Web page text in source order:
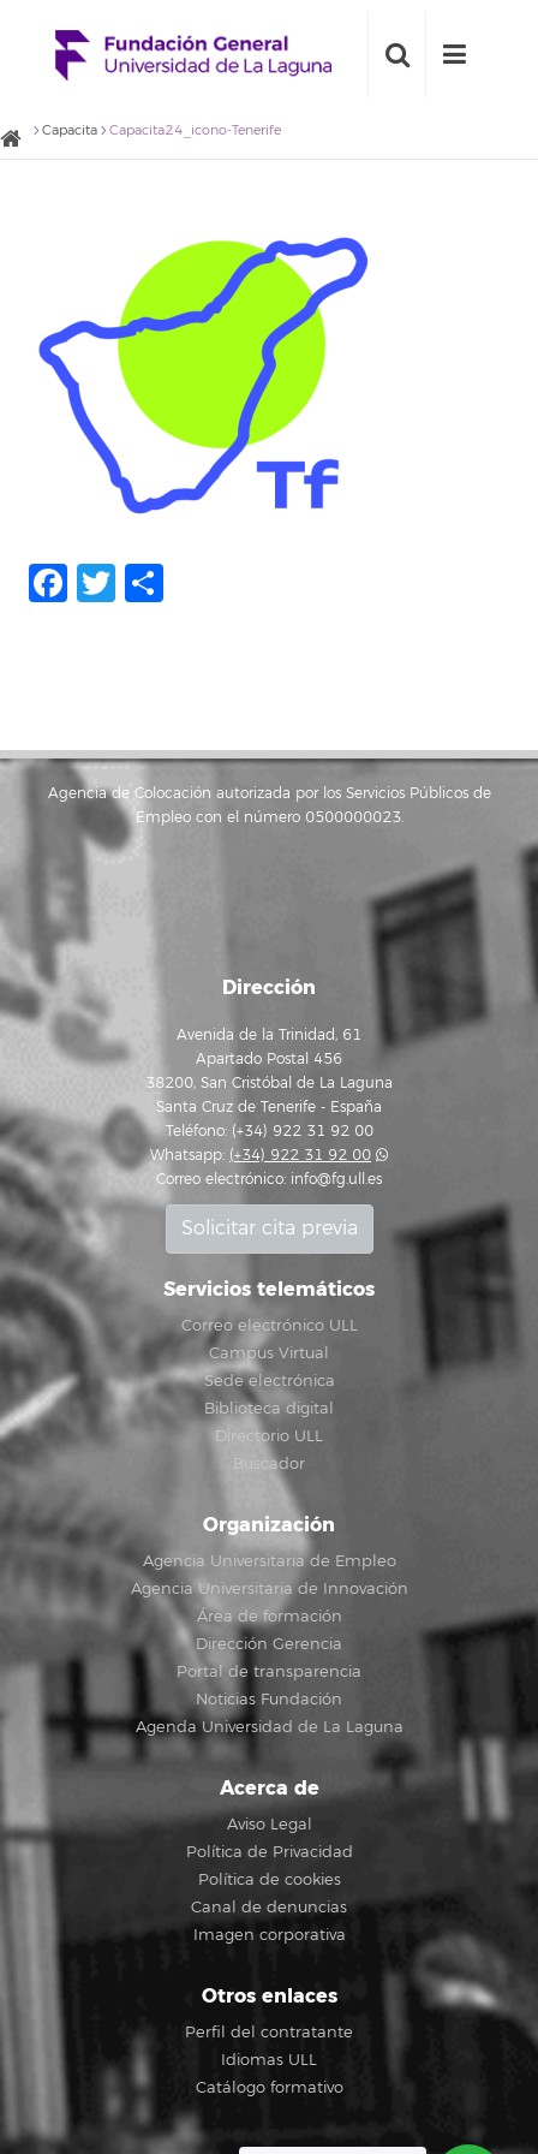
Capacita Capacita24_icono-Tenerife
Facebook
Twitter
Agencia de Colocación autorizada por los Servicios Públicos de
Empleo con el número 0500000023.
Dirección
Avenida de la Trinidad, 61
Apartado Postal 456
38200, San Cristóbal de La Laguna
Santa Cruz de Tenerife - España
Teléfono: (+34) 922 31 92 00
Whatsapp: (+34) 922 31 92 00
Correo electrónico: info@fg.ull.es
Solicitar cita previa
Servicios telemáticos
Correo electrónico ULL
Campus Virtual
Sede electrónica
Biblioteca digital
Directorio ULL
Buscador
Organización
Agencia Universitaria de Empleo
Agencia Universitaria de Innovación
Área de formación
Dirección Gerencia
Portal de transparencia
Noticias Fundación
Agenda Universidad de La Laguna
Acerca de
Aviso Legal
Política de Privacidad
Política de cookies
Canal de denuncias
Imagen corporativa
Otros enlaces
Perfil del contratante
Idiomas ULL
Catálogo formativo